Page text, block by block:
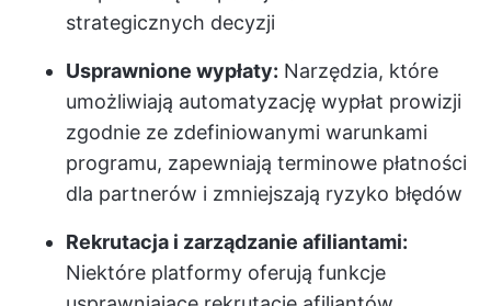
strategicznych decyzji
Usprawnione wypłaty: Narzędzia, które
umożliwiają automatyzację wypłat prowizji
zgodnie ze zdefiniowanymi warunkami
programu, zapewniają terminowe płatności
dla partnerów i zmniejszają ryzyko błędów
Rekrutacja i zarządzanie afiliantami:
Niektóre platformy oferują funkcje